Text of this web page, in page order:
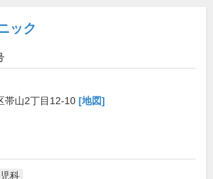
ック
帯山2丁目12-10 [地図]
科